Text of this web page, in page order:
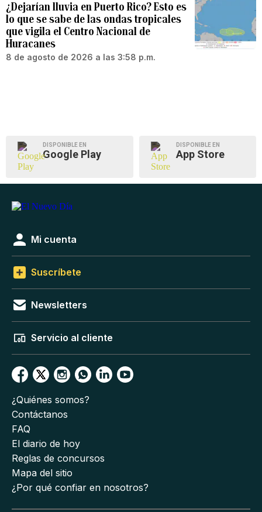
¿Dejarían lluvia en Puerto Rico? Esto es
lo que se sabe de las ondas tropicales
que vigila el Centro Nacional de
Huracanes
8 de agosto de 2026 a las 3:58 p.m.
DISPONIBLE EN
Google Play
DISPONIBLE EN
App Store
Mi cuenta
Suscríbete
Newsletters
Servicio al cliente
¿Quiénes somos?
Contáctanos
FAQ
El diario de hoy
Reglas de concursos
Mapa del sitio
¿Por qué confiar en nosotros?